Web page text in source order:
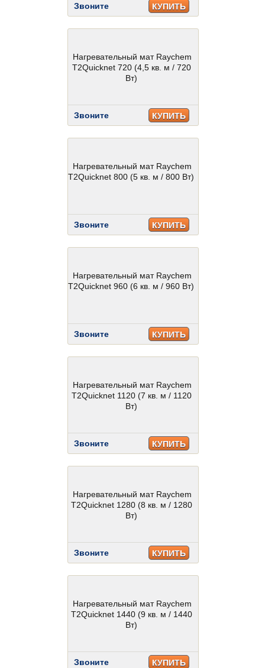
Звоните КУПИТЬ
Нагревательный мат Raychem
T2Quicknet 720 (4,5 кв. м / 720
Вт)
Звоните КУПИТЬ
Нагревательный мат Raychem
T2Quicknet 800 (5 кв. м / 800 Вт)
Звоните КУПИТЬ
Нагревательный мат Raychem
T2Quicknet 960 (6 кв. м / 960 Вт)
Звоните КУПИТЬ
Нагревательный мат Raychem
T2Quicknet 1120 (7 кв. м / 1120
Вт)
Звоните КУПИТЬ
Нагревательный мат Raychem
T2Quicknet 1280 (8 кв. м / 1280
Вт)
Звоните КУПИТЬ
Нагревательный мат Raychem
T2Quicknet 1440 (9 кв. м / 1440
Вт)
Звоните КУПИТЬ